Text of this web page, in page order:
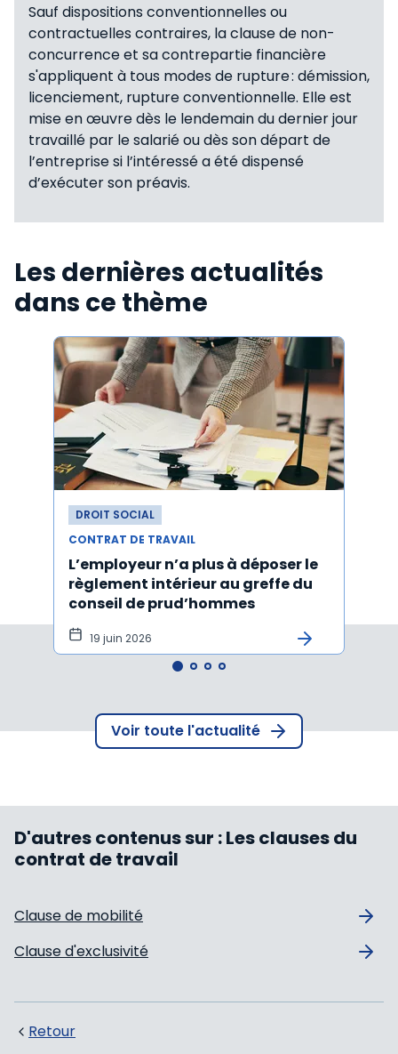
Sauf dispositions conventionnelles ou
contractuelles contraires, la clause de non-
concurrence et sa contrepartie financière
s'appliquent à tous modes de rupture : démission,
licenciement, rupture conventionnelle. Elle est
mise en œuvre dès le lendemain du dernier jour
travaillé par le salarié ou dès son départ de
l’entreprise si l’intéressé a été dispensé
d’exécuter son préavis.
Les dernières actualités
dans ce thème
DROIT SOCIAL
CONTRAT DE TRAVAIL
L’employeur n’a plus à déposer le
règlement intérieur au greffe du
conseil de prud’hommes
19 juin 2026
Voir toute l'actualité
D'autres contenus sur :Les clauses du
contrat de travail
Clause de mobilité
Clause d'exclusivité
Retour